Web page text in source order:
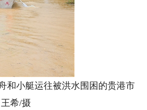
小艇运往被洪水围困的贵港市
希/摄